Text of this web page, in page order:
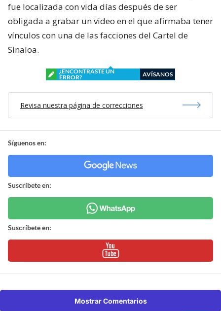
fue localizada con vida días después de ser
obligada a grabar un video en el que afirmaba tener
vínculos con una de las facciones del Cartel de
Sinaloa.
¿ENCONTRASTE UN
ERROR?
AVÍSANOS
Revisa nuestra página de correcciones
Síguenos en:
Suscríbete en:
Suscríbete en:
Mostrar Comentarios